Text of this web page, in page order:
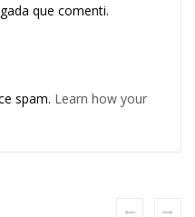
que comenti.
spam. Learn how your